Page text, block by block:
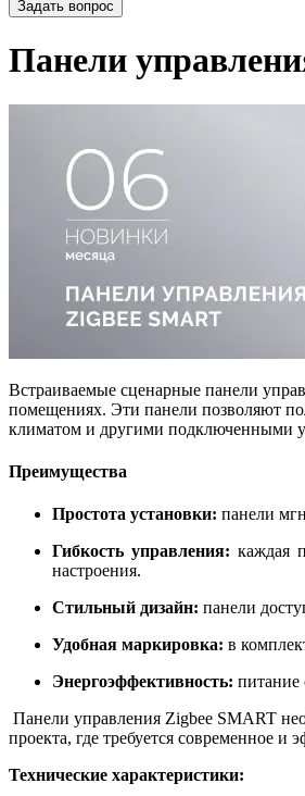
Задать вопрос
Панели
Встраиваемые сценарные панели
помещениях. Эти панели позволяют
климатом и другими подключенными
Преимущества
Простота установки: панели
Гибкость управления: каждая
настроения.
Стильный дизайн: панели
Удобная маркировка: в
Энергоэффективность: питание
Панели управления Zigbee SMART
проекта, где требуется современное
Технические характеристики: